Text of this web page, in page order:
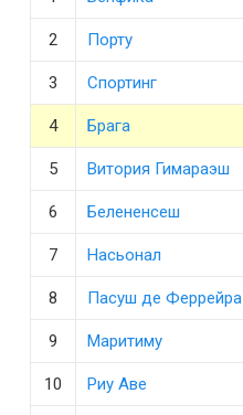
2 Порту
3 Спортинг
4 Брага
5 Витория Гимараэш
6 Белененсеш
7 Насьонал
8 Пасуш де Феррейра
9 Маритиму
10 Риу Аве